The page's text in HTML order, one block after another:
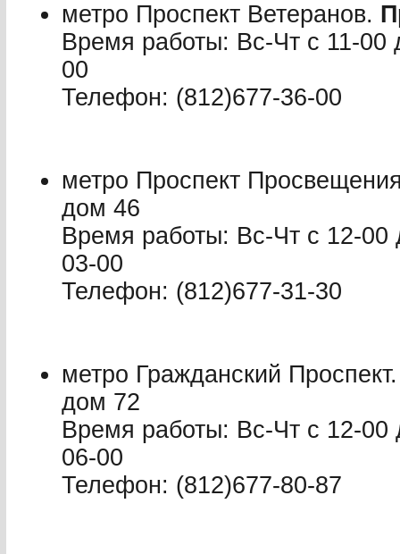
метро Проспект Ветеранов.
Время работы: Вс-Чт с 11-
00
Телефон: (812)677-36-00
метро Проспект
дом 46
Время работы: Вс-Чт с 12-
03-00
Телефон: (812)677-31-30
метро Гражданский
дом 72
Время работы: Вс-Чт с 12-
06-00
Телефон: (812)677-80-87